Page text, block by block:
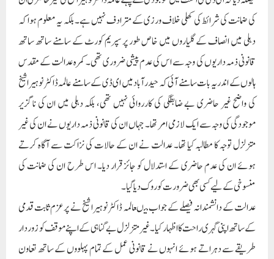
کی ضمانت کی شرائط کی کھلی خلاف ورزی کے مترادف نہیں ہے۔ بلکہ یہ معلوم ہوا کہ
دہلی میں انصاف کے گلیاروں میں خاص طور پر سپریم کورٹ کے سامنے ساتھ ساتھ
قانونی ذمہ داریوں کی وجہ سے اس کی عدم پیشی ضروری تھی۔ کمرہ عدالت کے مقدس
ہالوں کے اندر یہ بات سامنے آئی کہ حیدرآباد میں ای ڈی کے سامنے عالمہ ڈاکٹر نوہیرا شیخ
کی واضح غیر حاضری بے ضابطگی کی کارروائی نہیں تھی، بلکہ دہلی میں ان کی ناگزیر
موجودگی کی وجہ سے ایک لازمی امر تھا۔ جہاں ان کی قانونی ذمہ داریوں نے ان کی غیر
متزلزل توجہ کا مطالبہ کیا تھا۔ عدالت نے ان کے حالات کی نزاکت سے آگاہ کرتے
ہوئے ان کی عدم حاضری کے استدلال کو جائز قرار دیا۔ اس طرح ان کی ضمانت کی
منسوخی کے لیے کسی بھی ضرورت کو روک دیاگیا۔
عدالت کے دانشمندانہ فیصلے کے جواب میںعالمہ ڈاکٹر نوہیرا شیخ نے پرعزم ثابت قدمی
کے ساتھ اپنی گہری راحت کا اظہار کیا۔ غیرمتزلزل بے گناہی کے اپنے موقف کو زور دار
طریقے سے دہراتے ہوئے انہوں نے قانونی عمل کے تمام پہلووں کے ساتھ تعاون